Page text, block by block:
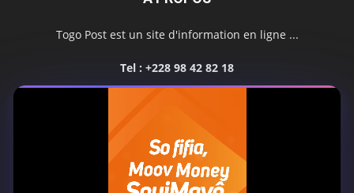
Togo Post est un site d'information en ligne ...
Tel : +228 98 42 82 18
SUIVEZ NOUS